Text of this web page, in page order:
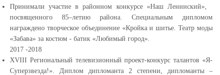
Принимали участие в районном конкурсе «Наш Ленинский»,
посвященного 85–летию района. Специальным дипломом
награждено творческое объединение «Кройка и шитье. Театр моды
«Забава» за костюм - батик «Любимый город».
2017 -2018
XVIII Региональный телевизионный проект-конкурс талантов «Я-
Суперзвезда!». Диплом дипломанта 2 степени, дипломанты –